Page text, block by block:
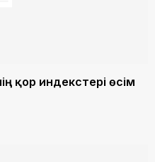
қор индекстері өсім